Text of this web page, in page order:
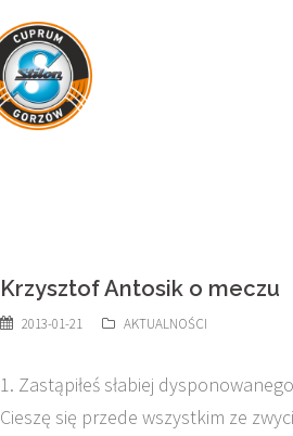
Krzysztof Antosik o meczu
2013-01-21 AKTUALNOŚCI
1. Zastąpiłeś słabiej
Cieszę się przede wszystkim ze